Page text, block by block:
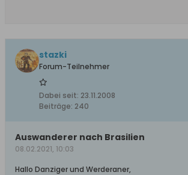
stazki
Forum-Teilnehmer
Dabei seit: 23.11.2008
Beiträge: 240
Auswanderer nach Brasilien
08.02.2021, 10:03
Hallo Danziger und Werderaner,